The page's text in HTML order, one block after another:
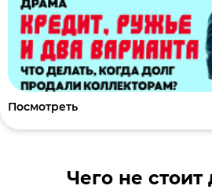
Посмотреть
Чего не стоит